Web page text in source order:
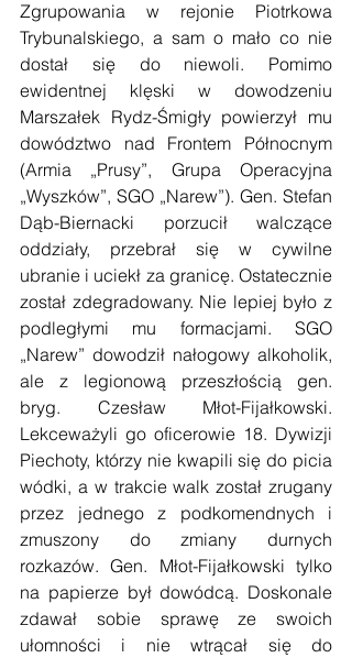
Zgrupowania w rejonie Piotrkowa
Trybunalskiego, a sam o mało co nie
dostał się do niewoli. Pomimo
ewidentnej klęski w dowodzeniu
Marszałek Rydz-Śmigły powierzył mu
dowództwo nad Frontem Północnym
(Armia „Prusy”, Grupa Operacyjna
„Wyszków”, SGO „Narew”). Gen. Stefan
Dąb-Biernacki porzucił walczące
oddziały, przebrał się w cywilne
ubranie i uciekł za granicę. Ostatecznie
został zdegradowany. Nie lepiej było z
podległymi mu formacjami. SGO
„Narew” dowodził nałogowy alkoholik,
ale z legionową przeszłością gen.
bryg. Czesław Młot-Fijałkowski.
Lekceważyli go oficerowie 18. Dywizji
Piechoty, którzy nie kwapili się do picia
wódki, a w trakcie walk został zrugany
przez jednego z podkomendnych i
zmuszony do zmiany durnych
rozkazów. Gen. Młot-Fijałkowski tylko
na papierze był dowódcą. Doskonale
zdawał sobie sprawę ze swoich
ułomności i nie wtrącał się do